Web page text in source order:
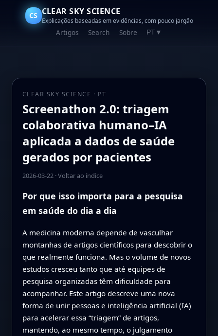
CS CLEAR SKY SCIENCE
Explicações baseadas em evidências, com pouco jargão
Artigos Search Sobre PT ▼
CLEAR SKY SCIENCE · PT
Screenathon 2.0: triagem
colaborativa humano–IA
aplicada a dados de saúde
gerados por pacientes
2026-03-22·Voltar ao índice
Por que isso importa para a pesquisa
em saúde do dia a dia
A medicina moderna depende de vasculhar
montanhas de artigos científicos para descobrir o
que realmente funciona. Mas o volume de novos
estudos cresceu tanto que até equipes de
pesquisa organizadas têm dificuldade para
acompanhar. Este artigo descreve uma nova
forma de unir pessoas e inteligência artificial (IA)
para acelerar essa “triagem” de artigos,
mantendo, ao mesmo tempo, o julgamento